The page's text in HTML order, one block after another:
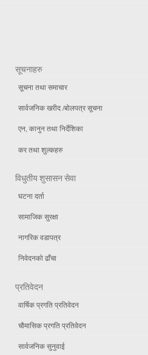
सूचनाहरु
सूचना तथा समाचार
सार्वजनिक खरीद /बोलपत्र सूचना
एन, कानुन तथा निर्देशिका
कर तथा शुल्कहरु
विधुतीय शुसासन सेवा
घटना दर्ता
सामाजिक सुरक्षा
नागरिक वडापत्र
निवेदनको ढाँचा
प्रतिवेदन
वार्षिक प्रगति प्रतिवेदन
चौमासिक प्रगति प्रतिवेदन
सार्वजनिक सुनुवाई